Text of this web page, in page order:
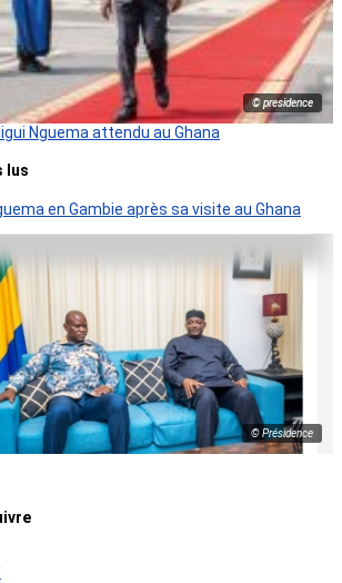
© presidence
Nguema attendu au Ghana
lus
en Gambie après sa visite au Ghana
© Présidence